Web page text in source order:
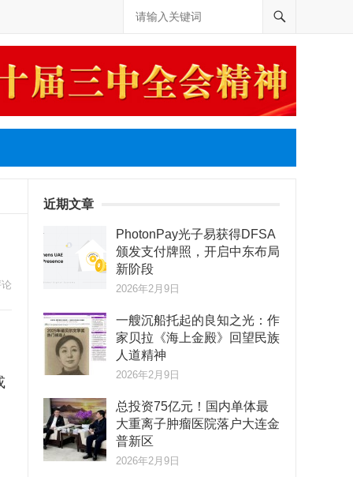
近期文章
PhotonPay光子易获得DFSA
颁发支付牌照，开启中东布局
新阶段
2026年2月9日
一艘沉船托起的良知之光：作
家贝拉《海上金殿》回望民族
人道精神
2026年2月9日
总投资75亿元！国内单体最
大重离子肿瘤医院落户大连金
普新区
2026年2月9日